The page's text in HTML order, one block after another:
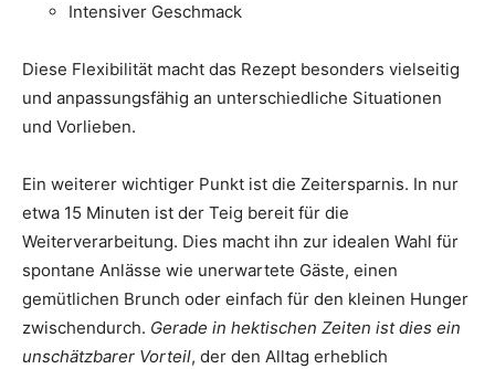
Intensiver Geschmack
Diese Flexibilität macht das Rezept besonders vielseitig
und anpassungsfähig an unterschiedliche Situationen
und Vorlieben.
Ein weiterer wichtiger Punkt ist die Zeitersparnis. In nur
etwa 15 Minuten ist der Teig bereit für die
Weiterverarbeitung. Dies macht ihn zur idealen Wahl für
spontane Anlässe wie unerwartete Gäste, einen
gemütlichen Brunch oder einfach für den kleinen Hunger
zwischendurch. Gerade in hektischen Zeiten ist dies ein
unschätzbarer Vorteil, der den Alltag erheblich